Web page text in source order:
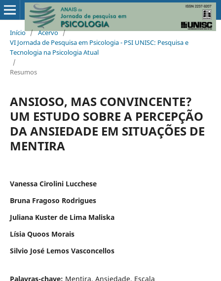
Início / Acervo /
VI Jornada de Pesquisa em Psicologia - PSI UNISC: Pesquisa e
Tecnologia na Psicologia Atual
/
Resumos
ANSIOSO, MAS CONVINCENTE?
UM ESTUDO SOBRE A PERCEPÇÃO
DA ANSIEDADE EM SITUAÇÕES DE
MENTIRA
Vanessa Cirolini Lucchese
Bruna Fragoso Rodrigues
Juliana Kuster de Lima Maliska
Lísia Quoos Morais
Silvio José Lemos Vasconcellos
Palavras-chave: Mentira, Ansiedade, Escala